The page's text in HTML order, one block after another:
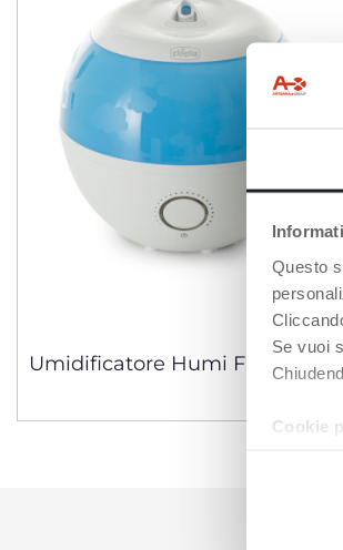
Questo
Se vuoi
Cookie
Umidificatore Humi Fresh